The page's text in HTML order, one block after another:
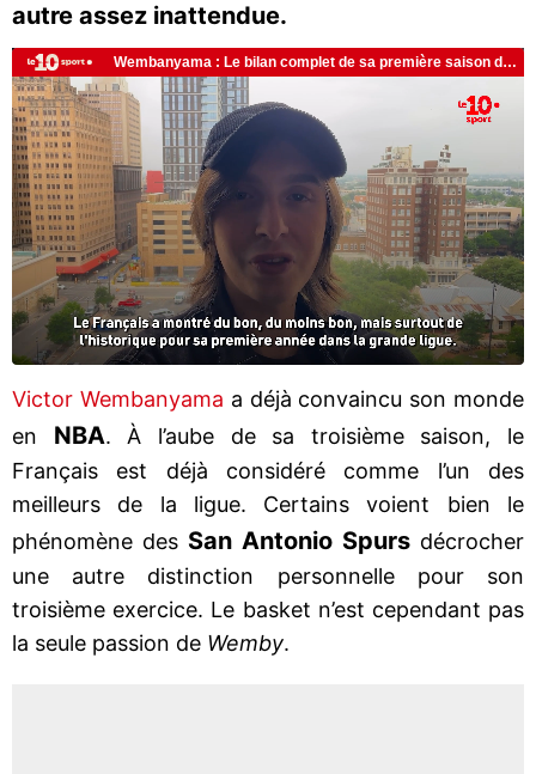
autre assez inattendue.
Victor Wembanyama a déjà convaincu son monde
en NBA. À l’aube de sa troisième saison, le
Français est déjà considéré comme l’un des
meilleurs de la ligue. Certains voient bien le
phénomène des San Antonio Spurs décrocher
une autre distinction personnelle pour son
troisième exercice. Le basket n’est cependant pas
la seule passion de Wemby.